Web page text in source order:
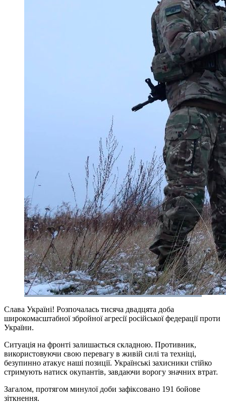
Слава Україні! Розпочалась тисяча двадцята доба
широкомасштабної збройної агресії російської федерації проти
України.
Ситуація на фронті залишається складною. Противник,
використовуючи свою перевагу в живій силі та техніці,
безупинно атакує наші позиції. Українські захисники стійко
стримують натиск окупантів, завдаючи ворогу значних втрат.
Загалом, протягом минулої доби зафіксовано 191 бойове
зіткнення.